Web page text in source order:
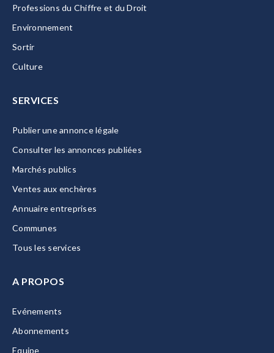
Professions du Chiffre et du Droit
Environnement
Sortir
Culture
SERVICES
Publier une annonce légale
Consulter les annonces publiées
Marchés publics
Ventes aux enchères
Annuaire entreprises
Communes
Tous les services
A PROPOS
Evénements
Abonnements
Equipe